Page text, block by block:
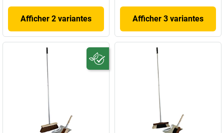
Afficher 2 variantes Afficher 3 variantes